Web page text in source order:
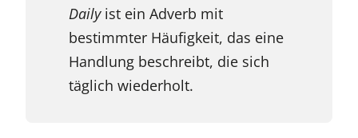
Dailyist ein Adverb mit
bestimmter Häufigkeit, das eine
Handlung beschreibt, die sich
täglich wiederholt.